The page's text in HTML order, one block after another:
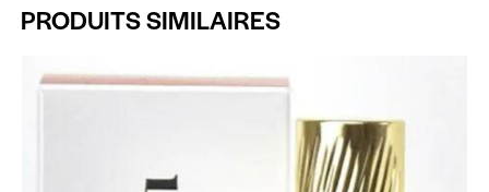
PRODUITS SIMILAIRES